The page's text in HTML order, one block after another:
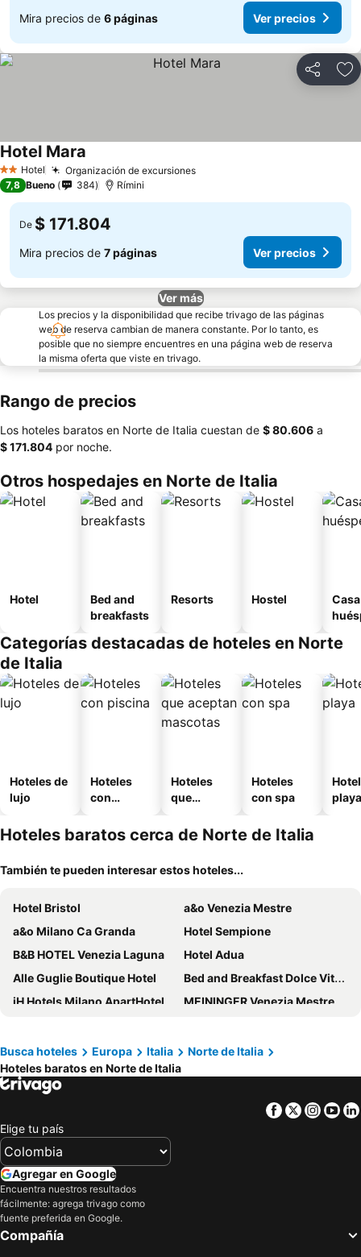
Mira precios de 6 páginas Ver precios
Compartir
2 Estrellas
Hotel Organización de excursiones
Hotel Mara
7,8 Bueno 384 Rímini
De $ 171.804
Mira precios de 7 páginas Ver precios
Ver más
Los precios y la disponibilidad que recibe trivago de las páginas
web de reserva cambian de manera constante. Por lo tanto, es
posible que no siempre encuentres en una página web de reserva
la misma oferta que viste en trivago.
Rango de precios
Los hoteles baratos en Norte de Italia cuestan de ‎$ 80.606 a
‎$ 171.804 por noche.
Otros hospedajes en Norte de Italia
Hotel
Bed and
breakfasts
Resorts Hostel
Categorías destacadas de hoteles en Norte
de Italia
Hoteles de
lujo
Hoteles
con
Hoteles
que
mascotas
Hoteles
con spa
playa
Hoteles baratos cerca de Norte de Italia
También te pueden interesar estos hoteles...
Hotel Bristol
a&o Venezia Mestre
a&o Milano Ca Granda
Hotel Sempione
B&B HOTEL Venezia Laguna
Hotel Adua
Alle Guglie Boutique Hotel
Bed and Breakfast Dolce Vita Bologna
iH Hotels Milano ApartHotel Argonne Park
MEININGER Venezia Mestre
Hotel Carlton Capri
ibis Milano Centro
Hotel Metropoli
B&B Hotel Milano Central Station
IH Hotels Milano Centrale
Airport Hotel Malpensa
J24 Hotel Milano
Hotel Canal
Hotel Abbazia
iH Hotels Milano Lorenteggio
Busca hoteles Europa Italia
Norte de Italia
Hoteles baratos en Norte de Italia
Facebook
Twitter
Elige tu país
Agregar en Google
Encuentra nuestros resultados
fácilmente: agrega trivago como
fuente preferida en Google.
Compañía